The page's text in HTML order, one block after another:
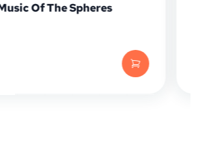
Of The Spheres